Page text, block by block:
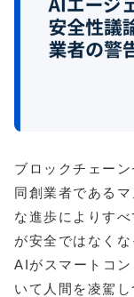
ブロックチェー
同創業者である
な進歩によりす
が安全ではなく
AIがスマートコ
いて人間を凌駕